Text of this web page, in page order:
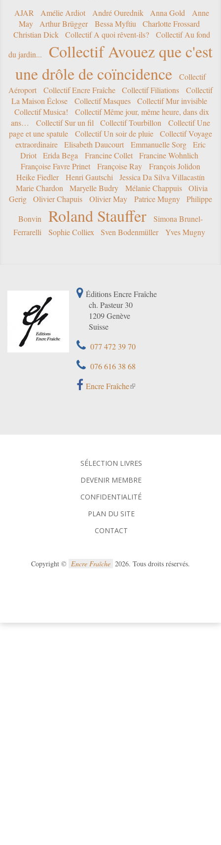
AJAR Amélie Ardiot André Ourednik Anna Gold
Anne
May
Arthur Brügger Bessa Myftiu
Charlotte Frossard
Christian Dick
Collectif A quoi rêvent-ils?
Collectif Au fond
du jardin...
Collectif Avouez que c'est
une drôle de coïncidence
Collectif
Aéroport
Collectif Encre Fraîche Collectif Filiations
Collectif
La Maison Éclose
Collectif Masques
Collectif Mur invisible
Collectif Musica!
Collectif Même jour, même heure, dans dix
ans…
Collectif Sur un fil Collectif Tourbillon
Collectif Une
page et une spatule
Collectif Un soir de pluie
Collectif Voyage
extraordinaire
Elisabeth Daucourt Emmanuelle Sorg
Eric
Driot
Erida Bega Francine Collet
Francine Wohnlich
Françoise Favre Prinet
Françoise Ray
François Jolidon
Heike Fiedler
Henri Gautschi
Jessica Da Silva Villacastín
Marie Chardon
Maryelle Budry Mélanie Chappuis
Olivia
Gerig
Olivier Chapuis Olivier May Patrice Mugny
Philippe
Bonvin
Roland Stauffer
Simona Brunel-
Ferrarelli
Sophie Colliex Sven Bodenmüller Yves Mugny
Éditions Encre Fraîche
ch. Pasteur 30
1209 Genève
Suisse
077 472 39 70
076 616 38 68
Encre Fraîche
SÉLECTION LIVRES
DEVENIR MEMBRE
CONFIDENTIALITÉ
PLAN DU SITE
CONTACT
Copyright © Encre Fraîche 2026. Tous droits réservés.